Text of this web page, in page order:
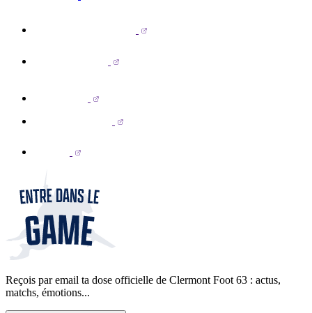
Reçois par email ta dose officielle de Clermont Foot 63 : actus,
matchs, émotions...